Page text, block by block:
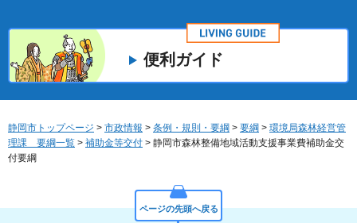
便利ガイド
静岡市トップページ > 市政情報 > 条例・規則・要綱 > 要綱 > 環境局森林経営管
理課 要綱一覧 > 補助金等交付 > 静岡市森林整備地域活動支援事業費補助金交
付要綱
ページの先頭へ戻る